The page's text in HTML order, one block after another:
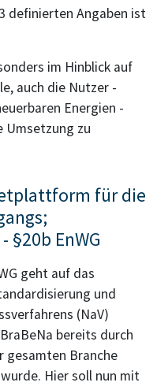
definierten Angaben ist
im Hinblick auf
auch die Nutzer -
Energien -
Umsetzung zu
für die
§20b EnWG
geht auf das
und
(NaV)
bereits durch
gesamten Branche
Hier soll nun mit